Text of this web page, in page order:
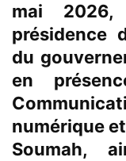
mai
présidence
du
en
numérique
Soumah,